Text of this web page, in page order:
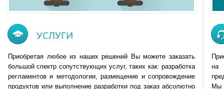
УСЛУГИ
Приобретая любое из наших решений Вы можете заказать
большой спектр сопутствующих услуг, таких как: разработка
регламентов и методологии, размещение и сопровождение
продуктов или выполнение разработки под заказ абсолютно
на
Мы